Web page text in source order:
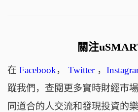
關注
在 Facebook， Twitter，
蹤我們，查閱更多實時財經市
同道合的人交流和發現投資的